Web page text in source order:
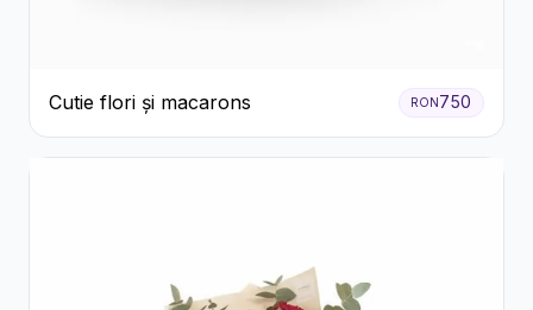
Cutie flori și macarons RON750